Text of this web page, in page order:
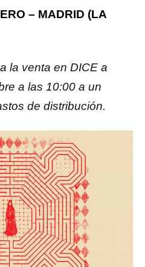
– MADRID (LA
la venta en DICE a
a las 10:00 a un
de distribución.